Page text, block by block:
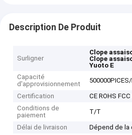
Description De Produit
Surligner
Clope
Clope
Yuoto E
Capacité
d'approvisionnement
Certification
CE ROHS
Conditions de
paiement
T/T
Délai de livraison Dépend de la